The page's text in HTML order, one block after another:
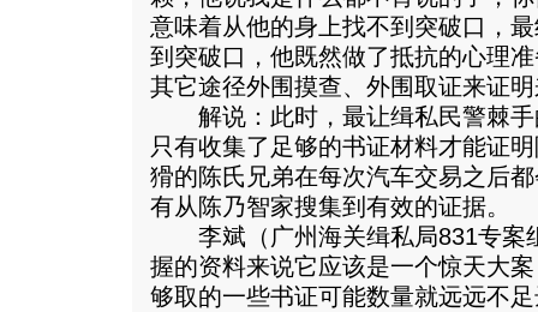
意味着从他的身上找不到突破口，
到突破口，他既然做了抵抗的心理
其它途径外围摸查、外围取证来证
解说：此时，最让缉私民警棘手
只有收集了足够的书证材料才能证
猾的陈氏兄弟在每次汽车交易之后
有从陈乃智家搜集到有效的证据。
李斌（广州海关缉私局831专案
握的资料来说它应该是一个惊天大
够取的一些书证可能数量就远远不